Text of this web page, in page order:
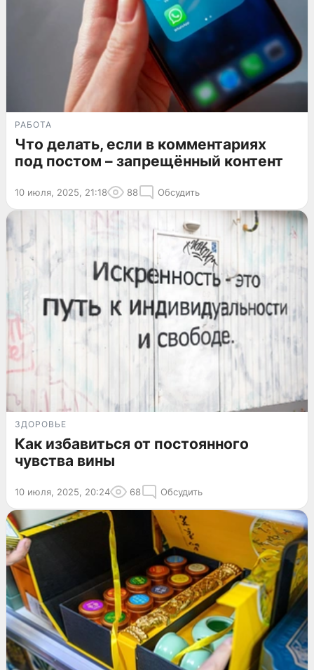
РАБОТА
Что делать, если в комментариях
под постом – запрещённый контент
10 июля, 2025, 21:18 88 Обсудить
ЗДОРОВЬЕ
Как избавиться от постоянного
чувства вины
10 июля, 2025, 20:24 68 Обсудить